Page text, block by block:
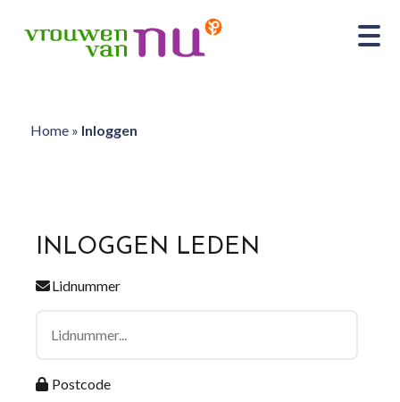
Home» Inloggen
INLOGGEN LEDEN
Lidnummer
Postcode